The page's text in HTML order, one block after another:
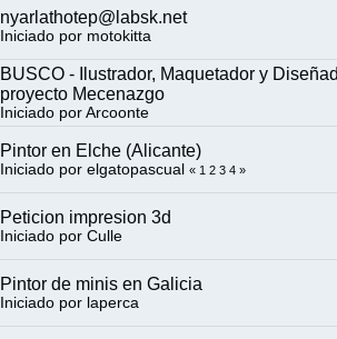
nyarlathotep@labsk.net
Iniciado por motokitta
BUSCO - Ilustrador, Maquetador y
proyecto Mecenazgo
Iniciado por Arcoonte
Pintor en Elche (Alicante)
Iniciado por elgatopascual « 1 2 3 4 »
Peticion impresion 3d
Iniciado por Culle
Pintor de minis en Galicia
Iniciado por laperca